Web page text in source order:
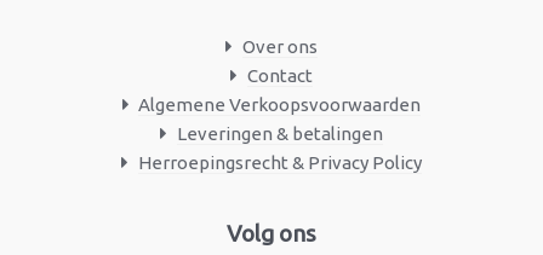
Over ons
Contact
Algemene Verkoopsvoorwaarden
Leveringen & betalingen
Herroepingsrecht & Privacy Policy
Volg ons
Facebook